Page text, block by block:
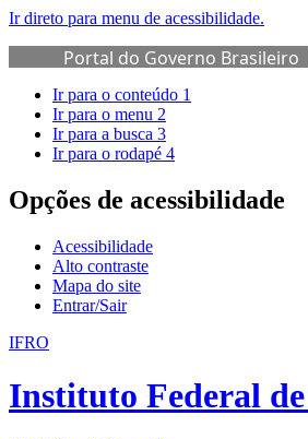
Ir direto para menu de acessibilidade.
Portal do Governo Brasileiro
Ir para o conteúdo 1
Ir para o menu 2
Ir para a busca 3
Ir para o rodapé 4
Opções de acessibilidade
Acessibilidade
Alto contraste
Mapa do site
Entrar/Sair
IFRO
Instituto Federal